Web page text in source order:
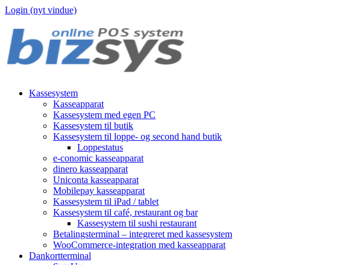
Login (nyt vindue)
Kassesystem
Kasseapparat
Kassesystem med egen PC
Kassesystem til butik
Kassesystem til loppe- og second hand butik
Loppestatus
e-conomic kasseapparat
dinero kasseapparat
Uniconta kasseapparat
Mobilepay kasseapparat
Kassesystem til iPad / tablet
Kassesystem til café, restaurant og bar
Kassesystem til sushi restaurant
Betalingsterminal – integreret med kassesystem
WooCommerce-integration med kasseapparat
Dankortterminal